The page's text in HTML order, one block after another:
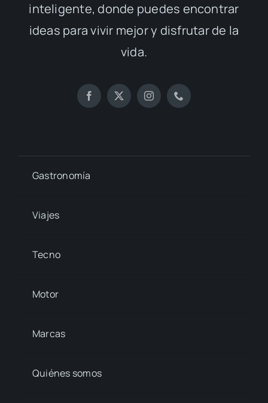
inteligente, donde puedes encontrar
ideas para vivir mejor y disfrutar de la
vida.
Gastronomía
Viajes
Tecno
Motor
Marcas
Quiénes somos